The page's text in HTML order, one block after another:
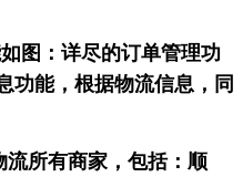
图：详尽的订单管理功
功能，根据物流信息，同
所有商家，包括：顺